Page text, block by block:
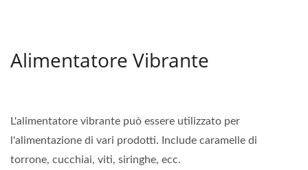
Alimentatore Vibrante
L'alimentatore vibrante può essere utilizzato per
l'alimentazione di vari prodotti. Include caramelle di
torrone, cucchiai, viti, siringhe, ecc.